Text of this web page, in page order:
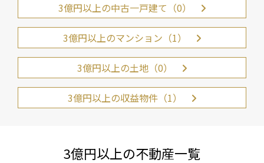
3億円以上の中古一戸建て（0）
3億円以上のマンション（1）
3億円以上の土地（0）
3億円以上の収益物件（1）
3億円以上の不動産一覧